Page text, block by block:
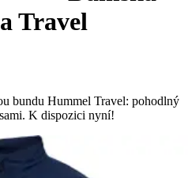
Travel
bundu Hummel Travel: pohodlný
K dispozici nyní!